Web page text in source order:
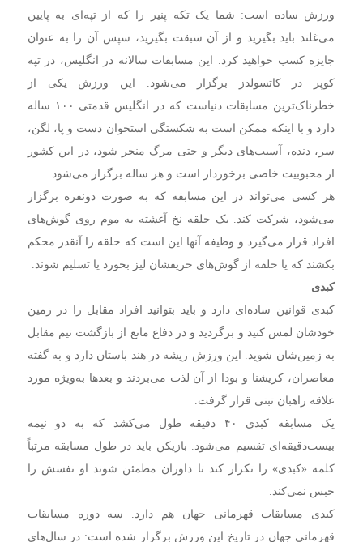
ورزش ساده است: شما یک تکه پنیر را که از تپه‌ای به پایین
می‌غلتد باید بگیرید و از آن سبقت بگیرید، سپس آن را به عنوان
جایزه کسب خواهید کرد. این مسابقات سالانه در انگلیس، در تپه
کوپر در کاتسولدز برگزار می‌شود. این ورزش یکی از
خطرناک‌ترین مسابقات دنیاست که در انگلیس قدمتی ۱۰۰ ساله
دارد و با اینکه ممکن است به شکستگی استخوان دست و پا، لگن،
سر، دنده، آسیب‌های دیگر و حتی مرگ منجر شود، در این کشور
از محبوبیت خاصی برخوردار است و هر ساله برگزار می‌شود.
هر کسی می‌تواند در این مسابقه که به صورت دونفره برگزار
می‌شود، شرکت کند. یک حلقه نخ آغشته به موم‌ روی گوش‌های
افراد قرار می‌گیرد و وظیفه آنها این است که حلقه را آنقدر محکم
بکشند که یا حلقه از گوش‌های حریفشان لیز بخورد یا تسلیم شوند.
کبدی
کبدی قوانین ساده‌ای دارد و باید بتوانید افراد مقابل را در زمین
خودشان لمس کنید و برگردید و در دفاع مانع از بازگشت تیم مقابل
به زمین‌شان شوید. این ورزش ریشه در هند باستان دارد و به گفته
معاصران، کریشنا و بودا از آن لذت می‌بردند و بعدها به‌ویژه مورد
علاقه راهبان تبتی قرار گرفت.
یک مسابقه کبدی ۴۰ دقیقه طول می‌کشد که به دو نیمه
بیست‌دقیقه‌ای تقسیم می‌شود. بازیکن باید در طول مسابقه مرتباً
کلمه «کبدی» را تکرار کند تا داوران مطمئن شوند او نفسش را
حبس نمی‌کند.
کبدی مسابقات قهرمانی جهان هم دارد. سه دوره مسابقات
قهرمانی جهان در تاریخ این ورزش برگزار شده است: در سال‌های